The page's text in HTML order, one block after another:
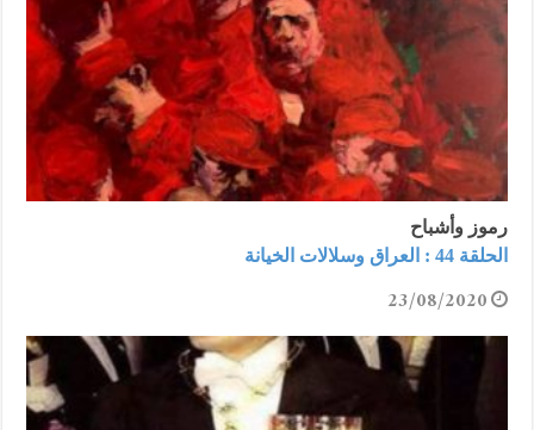
رموز وأشباح
الحلقة 44 : العراق وسلالات الخيانة
23/08/2020